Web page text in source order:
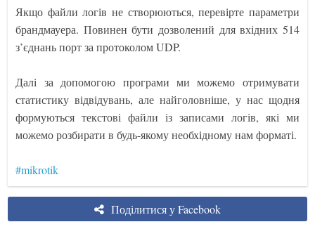
Якщо файли логів не створюються, перевірте параметри
брандмауера. Повинен бути дозволений для вхідних 514
з’єднань порт за протоколом UDP.
Далі за допомогою програми ми можемо отримувати
статистику відвідувань, але найголовніше, у нас щодня
формуються текстові файли із записами логів, які ми
можемо розбирати в будь-якому необхідному нам форматі.
#mikrotik
Поділитися у Facebook